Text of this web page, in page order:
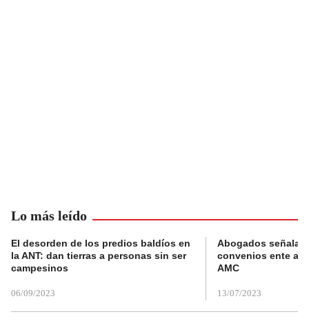
Lo más leído
El desorden de los predios baldíos en
la ANT: dan tierras a personas sin ser
campesinos
06/09/2023
Abogados
convenios ente
AMC
13/07/2023